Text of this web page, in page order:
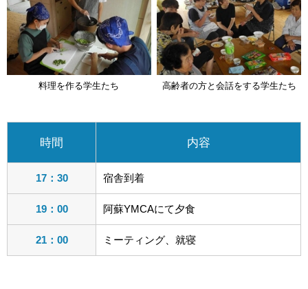
料理を作る学生たち 高齢者の方と会話をする学生たち
時間 内容
17：30 宿舎到着
19：00 阿蘇YMCAにて夕食
21：00 ミーティング、就寝